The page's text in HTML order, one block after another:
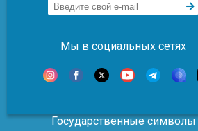
Мы в социальных сетях
Государственные символы